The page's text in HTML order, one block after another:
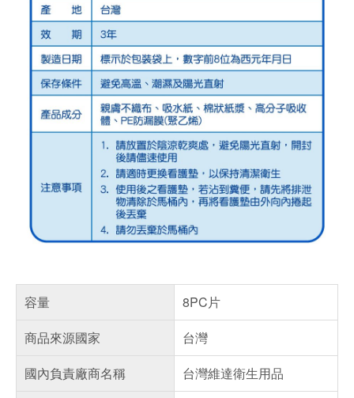
容量
8PC片
商品來源國家
台灣
國內負責廠商名稱
台灣維達衛生用品